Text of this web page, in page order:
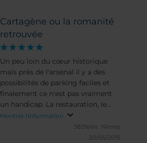
Cartagène ou la romanité
retrouvée
Un peu loin du cœur historique
mais près de l'arsenal il y a des
possibilités de parking faciles et
finalement ce n'est pas vraiment
un handicap. La restauration, le
soir, n'a pas été le point fort du
Montrer l'information
382felixr. Nîmes
20/05/2015